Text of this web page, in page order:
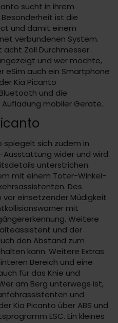
sucht in ihrem
ist die
und damit einem
verbundenen System.
Zoll Durchmesser
und wer möchte,
eSim auch ein Smartphone
Kia Picanto
und die
mobiler Geräte.
spiegelt sich zudem in
Ausstattung wider und wird
unterstrichen.
mit einem Toter-Winkel-
Des
einsetzender Müdigkeit
mit
Weitere
und der
den Abstand zum
kann. Weitere Extras
Bereich und eine
für das Knie und
am Berg unterwegs ist,
und
Kia Picanto über ABS und
ESC. Ein kleines